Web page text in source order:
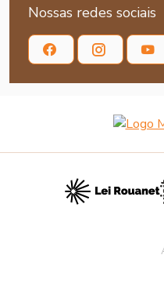
Nossas redes sociais